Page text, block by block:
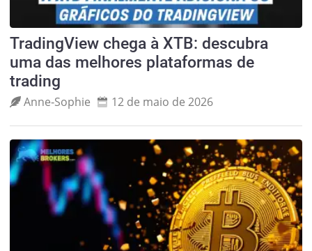
TradingView chega à XTB: descubra
uma das melhores plataformas de
trading
Anne‑Sophie 12 de maio de 2026